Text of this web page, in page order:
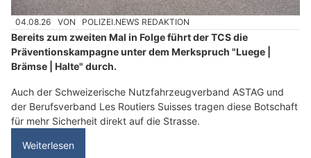
04.08.26 VON POLIZEI.NEWS REDAKTION
Bereits zum zweiten Mal in Folge führt der TCS die
Präventionskampagne unter dem Merkspruch "Luege |
Brämse | Halte" durch.
Auch der Schweizerische Nutzfahrzeugverband ASTAG und
der Berufsverband Les Routiers Suisses tragen diese Botschaft
für mehr Sicherheit direkt auf die Strasse.
Weiterlesen